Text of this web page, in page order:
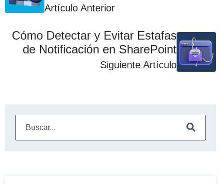
Artículo Anterior
Cómo Detectar y Evitar Estafas
de Notificación en SharePoint
Siguiente Artículo